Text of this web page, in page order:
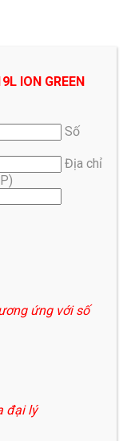
ION GREEN
Số
Địa chỉ
ứng với số
đại lý